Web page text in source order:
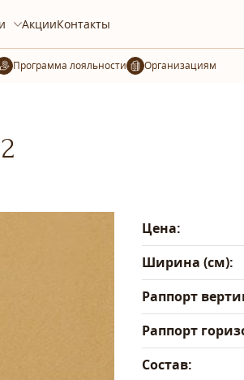
АкцииКонтакты
Организациям
Цена:
Ширина (см):
Раппорт
Раппорт
Состав: